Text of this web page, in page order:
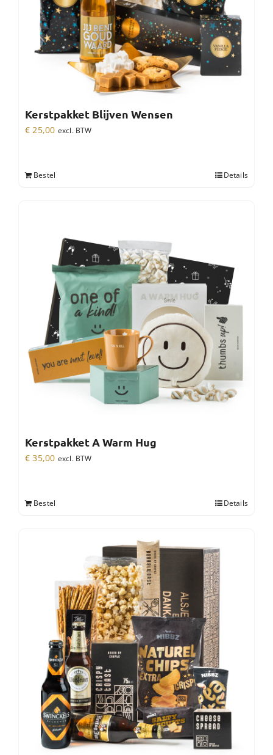
Kerstpakket Blijven Wensen
€ 25,00 excl. BTW
Bestel Details
Kerstpakket A Warm Hug
€ 35,00 excl. BTW
Bestel Details